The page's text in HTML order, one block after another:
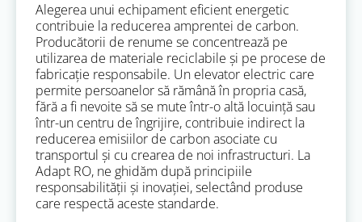
Alegerea unui echipament eficient energetic
contribuie la reducerea amprentei de carbon.
Producătorii de renume se concentrează pe
utilizarea de materiale reciclabile și pe procese de
fabricație responsabile. Un elevator electric care
permite persoanelor să rămână în propria casă,
fără a fi nevoite să se mute într-o altă locuință sau
într-un centru de îngrijire, contribuie indirect la
reducerea emisiilor de carbon asociate cu
transportul și cu crearea de noi infrastructuri. La
Adapt RO, ne ghidăm după principiile
responsabilității și inovației, selectând produse
care respectă aceste standarde.